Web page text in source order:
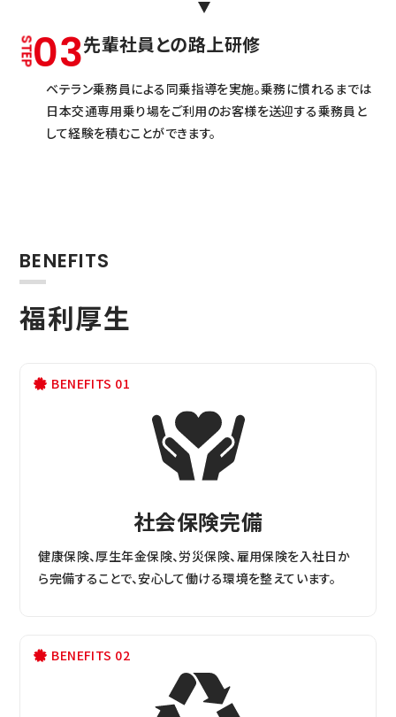
03先輩社員との路上研修
ベテラン乗務員による同乗指導を実施。乗務に慣れるまでは
日本交通専用乗り場をご利用のお客様を送迎する乗務員と
して経験を積むことができます。
BENEFITS
福利厚生
BENEFITS 01
社会保険完備
健康保険、厚生年金保険、労災保険、雇用保険を入社日か
ら完備することで、安心して働ける環境を整えています。
BENEFITS 02